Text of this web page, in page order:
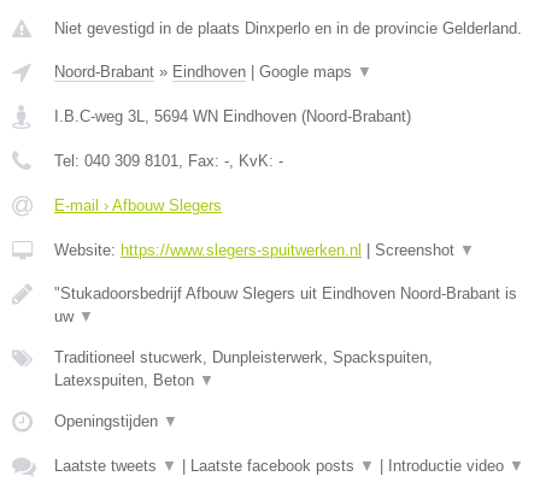
Niet gevestigd in de plaats Dinxperlo en in de provincie Gelderland.
Noord-Brabant » Eindhoven Google maps ▼
I.B.C-weg 3L, 5694 WN Eindhoven (Noord-Brabant)
Tel: 040 309 8101, Fax: -, KvK: -
E-mail › Afbouw Slegers
Website: https://www.slegers-spuitwerken.nl Screenshot ▼
"Stukadoorsbedrijf Afbouw Slegers uit Eindhoven Noord-Brabant is
uw ▼
Traditioneel stucwerk, Dunpleisterwerk, Spackspuiten,
Latexspuiten, Beton ▼
Openingstijden ▼
Laatste tweets ▼ Laatste facebook posts ▼ Introductie video ▼